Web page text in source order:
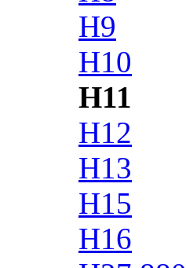
H9
H10
H11
H12
H13
H15
H16